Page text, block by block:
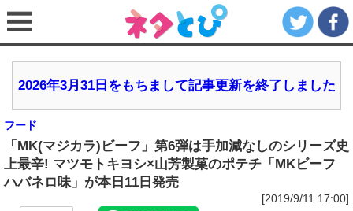
2026年3月31日をもちまして記事更新を終了しました
フード
「MK(マジカラ)ビーフ」第6弾は手加減なしのシリーズ史
上最辛! マツモトキヨシ×山芳製菓のポテチ「MKビーフ
ハバネロ味」が本日11日発売
[2019/9/11 17:00]